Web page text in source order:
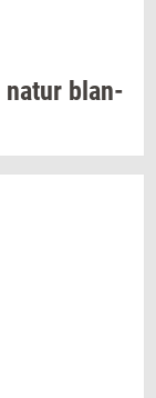
natur blan­